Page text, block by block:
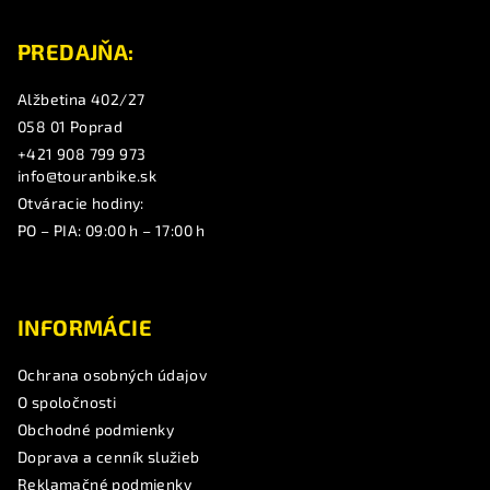
PREDAJŇA:
Alžbetina 402/27
058 01 Poprad
+421 908 799 973
info@touranbike.sk
Otváracie hodiny:
PO – PIA: 09:00 h – 17:00 h
INFORMÁCIE
Ochrana osobných údajov
O spoločnosti
Obchodné podmienky
Doprava a cenník služieb
Reklamačné podmienky